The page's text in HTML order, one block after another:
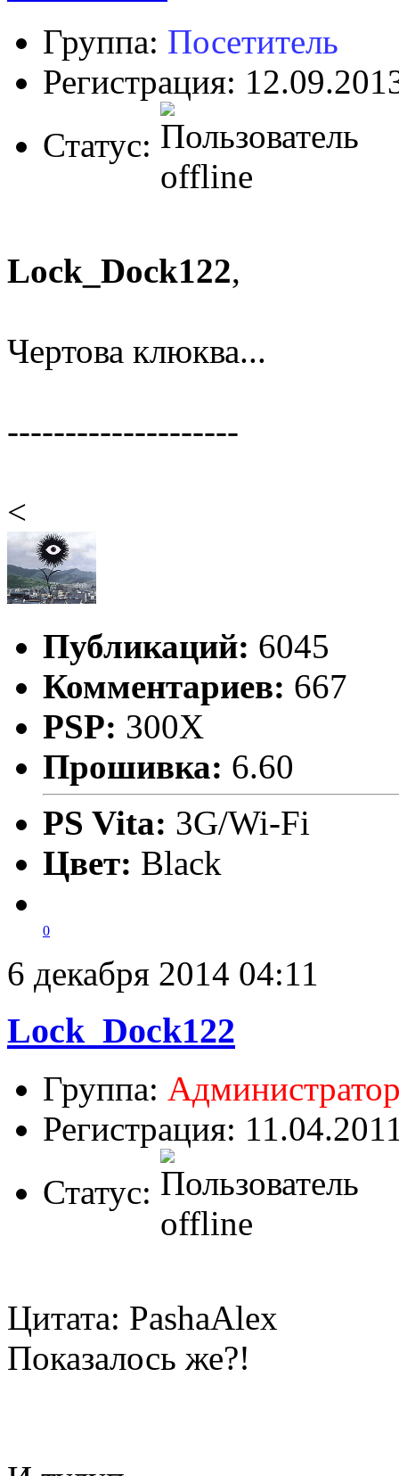
Группа: Посетитель
Регистрация:
Статус:
Lock_Dock122,
Чертова клюква...
--------------------
<
Публикаций: 6045
Комментариев: 667
PSP: 300X
Прошивка: 6.60
PS Vita: 3G/Wi-Fi
Цвет: Black
0
6 декабря 2014 04:11
Lock_Dock122
Группа:
Регистрация:
Статус:
Цитата: PashaAlex
Показалось же?!